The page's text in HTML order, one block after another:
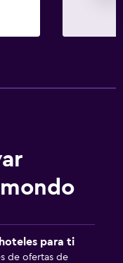
para ti
de ofertas de